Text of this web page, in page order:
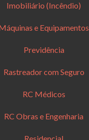
Imobiliário (Incêndio)
e Equipamentos
Previdência
Rastreador com Seguro
RC Médicos
RC Obras e Engenharia